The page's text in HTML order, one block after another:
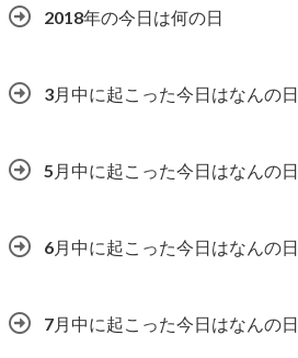
2018年の今日は何の日
3月中に起こった今日はなんの日
5月中に起こった今日はなんの日
6月中に起こった今日はなんの日
7月中に起こった今日はなんの日